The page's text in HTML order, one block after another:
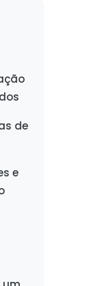
de
e